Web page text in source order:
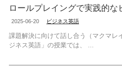
ロールプレイングで実践的な
2025-06-20 ビジネス英語
課題解決に向けて話し合う（マクマレ
ジネス英語」の授業では、 ...